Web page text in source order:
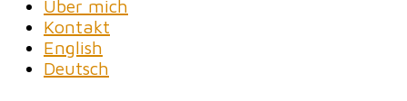
Über mich
Kontakt
English
Deutsch